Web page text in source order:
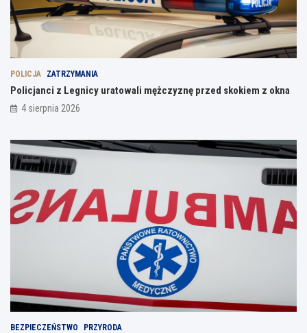
POLICJA ZATRZYMANIA
Policjanci z Legnicy uratowali mężczyznę przed skokiem z okna
4 sierpnia 2026
BEZPIECZEŃSTWO PRZYRODA